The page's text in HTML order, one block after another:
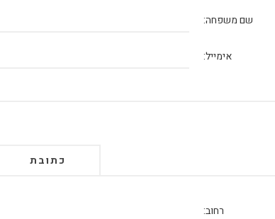
שם משפחה:
אימייל:
כתובת
רחוב: